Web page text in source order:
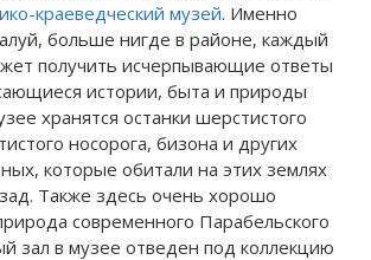
краеведческий музей. Именно
больше нигде в районе, каждый
получить исчерпывающие ответы
истории, быта и природы
хранятся останки шерстистого
носорога, бизона и других
которые обитали на этих землях
Также здесь очень хорошо
современного Парабельского
зал в музее отведен под коллекцию